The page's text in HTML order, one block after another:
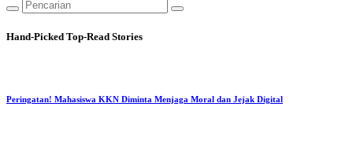
Hand-Picked Top-Read Stories
Peringatan! Mahasiswa KKN Diminta Menjaga Moral dan Jejak Digital